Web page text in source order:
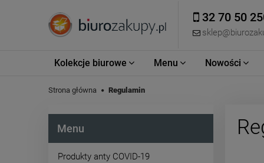
32 70 50
Kolekcje biurowe Menu Nowości
Strona główna Regulamin
Menu
Produkty anty COVID-19